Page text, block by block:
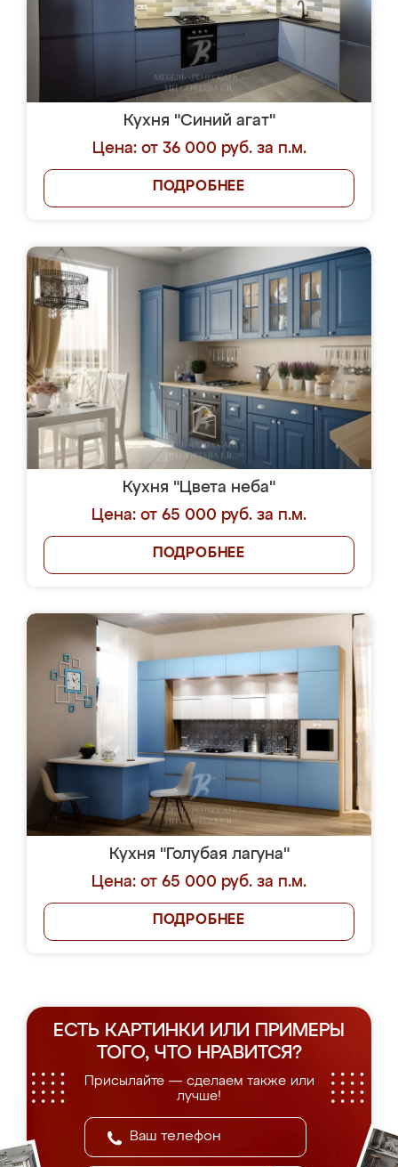
Кухня "Синий агат"
Цена: от 36 000 руб. за п.м.
ПОДРОБНЕЕ
Кухня "Цвета неба"
Цена: от 65 000 руб. за п.м.
ПОДРОБНЕЕ
Кухня "Голубая лагуна"
Цена: от 65 000 руб. за п.м.
ПОДРОБНЕЕ
ЕСТЬ КАРТИНКИ ИЛИ ПРИМЕРЫ
ТОГО, ЧТО НРАВИТСЯ?
Присылайте — сделаем также или
лучше!